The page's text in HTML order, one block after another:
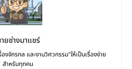
ยช่างมาแชร์
งจักรกล และงานวิศวกรรม"ให้เป็นเรื่องง่าย
สำหรับทุกคน